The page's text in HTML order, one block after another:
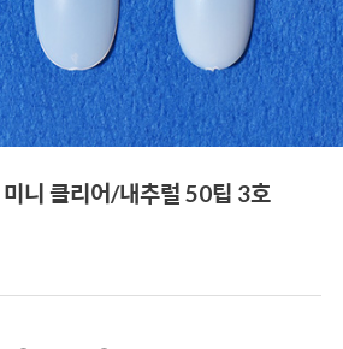
니 클리어/내추럴 50팁 3호